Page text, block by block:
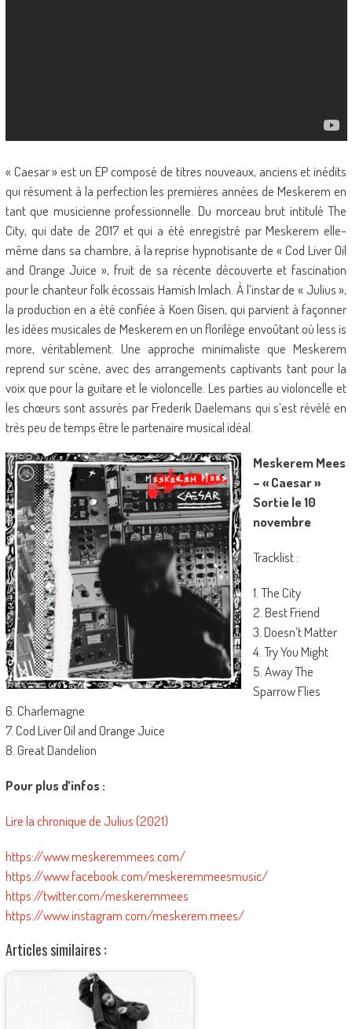
« Caesar » est un EP composé de titres nouveaux, anciens et inédits
qui résument à la perfection les premières années de Meskerem en
tant que musicienne professionnelle. Du morceau brut intitulé The
City, qui date de 2017 et qui a été enregistré par Meskerem elle-
même dans sa chambre, à la reprise hypnotisante de « Cod Liver Oil
and Orange Juice », fruit de sa récente découverte et fascination
pour le chanteur folk écossais Hamish Imlach. À l’instar de « Julius »,
la production en a été confiée à Koen Gisen, qui parvient à façonner
les idées musicales de Meskerem en un florilège envoûtant où less is
more, véritablement. Une approche minimaliste que Meskerem
reprend sur scène, avec des arrangements captivants tant pour la
voix que pour la guitare et le violoncelle. Les parties au violoncelle et
les chœurs sont assurés par Frederik Daelemans qui s’est révélé en
très peu de temps être le partenaire musical idéal.
Meskerem Mees
– « Caesar »
Sortie le 10
novembre
Tracklist :
1. The City
2. Best Friend
3. Doesn’t Matter
4. Try You Might
5. Away The
Sparrow Flies
6. Charlemagne
7. Cod Liver Oil and Orange Juice
8. Great Dandelion
Pour plus d’infos :
Lire la chronique de Julius (2021)
https://www.meskeremmees.com/
https://www.facebook.com/meskeremmeesmusic/
https://twitter.com/meskeremmees
https://www.instagram.com/meskerem.mees/
Articles similaires :